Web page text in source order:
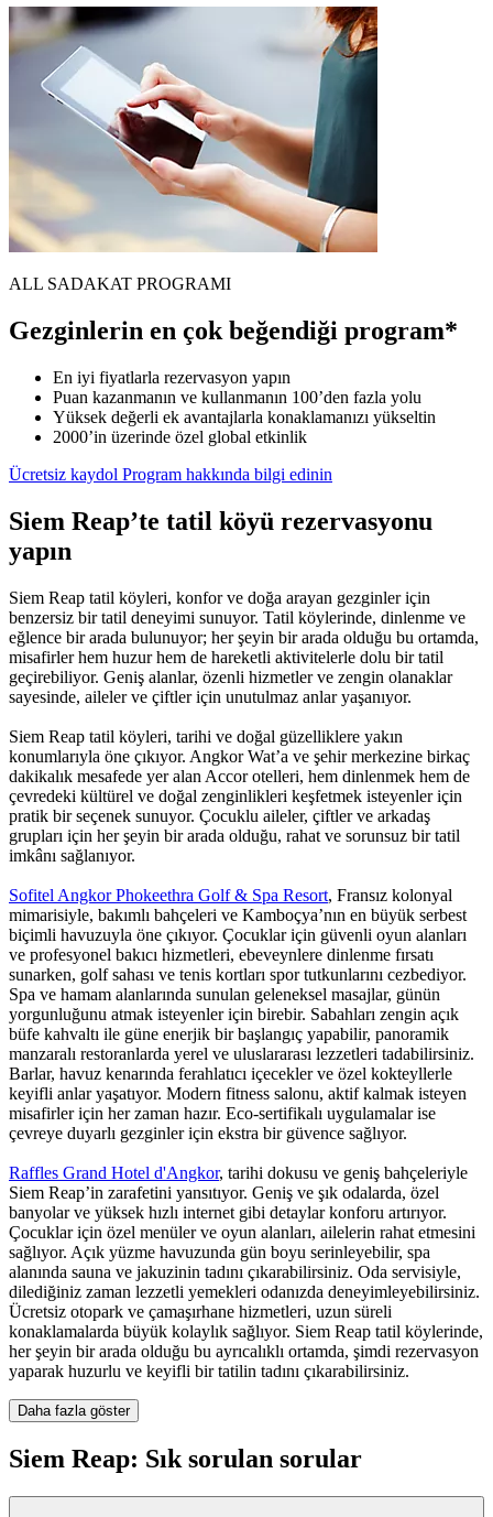
ALL SADAKAT PROGRAMI
Gezginlerin en çok beğendiği program*
En iyi fiyatlarla rezervasyon yapın
Puan kazanmanın ve kullanmanın 100’den fazla yolu
Yüksek değerli ek avantajlarla konaklamanızı yükseltin
2000’in üzerinde özel global etkinlik
Ücretsiz kaydol Program hakkında bilgi edinin
Siem Reap’te tatil köyü rezervasyonu
yapın
Siem Reap tatil köyleri, konfor ve doğa arayan gezginler için
benzersiz bir tatil deneyimi sunuyor. Tatil köylerinde, dinlenme ve
eğlence bir arada bulunuyor; her şeyin bir arada olduğu bu ortamda,
misafirler hem huzur hem de hareketli aktivitelerle dolu bir tatil
geçirebiliyor. Geniş alanlar, özenli hizmetler ve zengin olanaklar
sayesinde, aileler ve çiftler için unutulmaz anlar yaşanıyor.
Siem Reap tatil köyleri, tarihi ve doğal güzelliklere yakın
konumlarıyla öne çıkıyor. Angkor Wat’a ve şehir merkezine birkaç
dakikalık mesafede yer alan Accor otelleri, hem dinlenmek hem de
çevredeki kültürel ve doğal zenginlikleri keşfetmek isteyenler için
pratik bir seçenek sunuyor. Çocuklu aileler, çiftler ve arkadaş
grupları için her şeyin bir arada olduğu, rahat ve sorunsuz bir tatil
imkânı sağlanıyor.
Sofitel Angkor Phokeethra Golf & Spa Resort, Fransız kolonyal
mimarisiyle, bakımlı bahçeleri ve Kamboçya’nın en büyük serbest
biçimli havuzuyla öne çıkıyor. Çocuklar için güvenli oyun alanları
ve profesyonel bakıcı hizmetleri, ebeveynlere dinlenme fırsatı
sunarken, golf sahası ve tenis kortları spor tutkunlarını cezbediyor.
Spa ve hamam alanlarında sunulan geleneksel masajlar, günün
yorgunluğunu atmak isteyenler için birebir. Sabahları zengin açık
büfe kahvaltı ile güne enerjik bir başlangıç yapabilir, panoramik
manzaralı restoranlarda yerel ve uluslararası lezzetleri tadabilirsiniz.
Barlar, havuz kenarında ferahlatıcı içecekler ve özel kokteyllerle
keyifli anlar yaşatıyor. Modern fitness salonu, aktif kalmak isteyen
misafirler için her zaman hazır. Eco-sertifikalı uygulamalar ise
çevreye duyarlı gezginler için ekstra bir güvence sağlıyor.
Raffles Grand Hotel d'Angkor, tarihi dokusu ve geniş bahçeleriyle
Siem Reap’in zarafetini yansıtıyor. Geniş ve şık odalarda, özel
banyolar ve yüksek hızlı internet gibi detaylar konforu artırıyor.
Çocuklar için özel menüler ve oyun alanları, ailelerin rahat etmesini
sağlıyor. Açık yüzme havuzunda gün boyu serinleyebilir, spa
alanında sauna ve jakuzinin tadını çıkarabilirsiniz. Oda servisiyle,
dilediğiniz zaman lezzetli yemekleri odanızda deneyimleyebilirsiniz.
Ücretsiz otopark ve çamaşırhane hizmetleri, uzun süreli
konaklamalarda büyük kolaylık sağlıyor. Siem Reap tatil köylerinde,
her şeyin bir arada olduğu bu ayrıcalıklı ortamda, şimdi rezervasyon
yaparak huzurlu ve keyifli bir tatilin tadını çıkarabilirsiniz.
Daha fazla göster
Siem Reap: Sık sorulan sorular